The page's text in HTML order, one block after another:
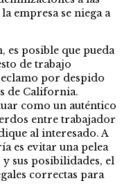
empresa se niega a
es posible que pueda
de trabajo
por despido
de California.
como un auténtico
entre trabajador
al interesado. A
es evitar una pelea
sus posibilidades, el
correctas para